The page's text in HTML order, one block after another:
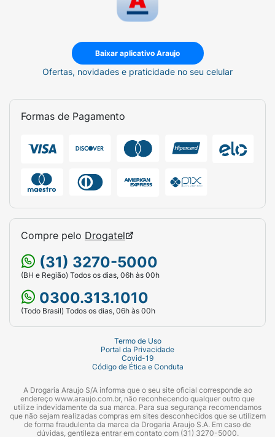
Baixar aplicativo Araujo
Ofertas, novidades e praticidade no seu celular
Formas de Pagamento
Compre pelo Drogatel
(31) 3270-5000
(BH e Região) Todos os dias, 06h às 00h
0300.313.1010
(Todo Brasil) Todos os dias, 06h às 00h
Termo de Uso
Portal da Privacidade
Covid-19
Código de Ética e Conduta
A Drogaria Araujo S/A informa que o seu site oficial corresponde ao
endereço www.araujo.com.br, não reconhecendo qualquer outro que
utilize indevidamente da sua marca. Para sua segurança recomendamos
que não sejam realizadas compras em sites desconhecidos que se utilizem
de forma fraudulenta da marca da Drogaria Araujo S.A. Em caso de
dúvidas, gentileza entrar em contato com (31) 3270-5000.